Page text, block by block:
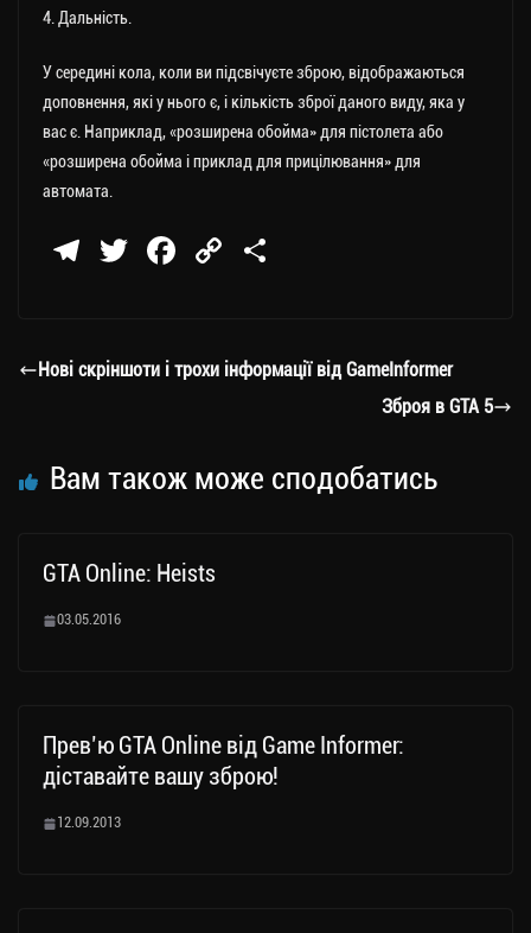
4. Дальність.
У середині кола, коли ви підсвічуєте зброю, відображаються
доповнення, які у нього є, і кількість зброї даного виду, яка у
вас є. Наприклад, «розширена обойма» для пістолета або
«розширена обойма і приклад для прицілювання» для
автомата.
Te
a
T
er
Fa
ok
C
Li ли
Нові скріншоти і трохи інформації від GameInformer
Зброя в GTA 5
Вам також може сподобатись
GTA Online: Heists
03.05.2016
Прев’ю GTA Online від Game Informer:
діставайте вашу зброю!
12.09.2013